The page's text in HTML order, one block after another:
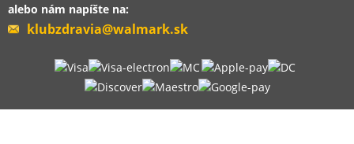
alebo nám napíšte na:
klubzdravia@walmark.sk